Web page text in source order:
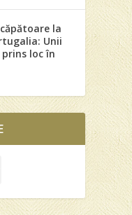
la
Unii
loc în